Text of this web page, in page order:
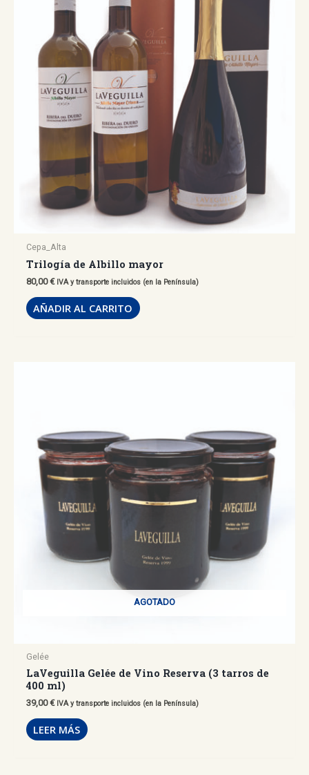
Cepa_Alta
Trilogía de Albillo mayor
80,00€ IVA y transporte incluidos (en la Península)
AÑADIR AL CARRITO
AGOTADO
Gelée
LaVeguilla Gelée de Vino Reserva (3 tarros de
400 ml)
39,00€ IVA y transporte incluidos (en la Península)
LEER MÁS